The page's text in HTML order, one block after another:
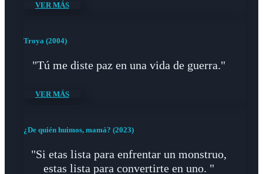
VER MÁS
Troya (2004)
"Tú me diste paz en una vida de guerra."
VER MÁS
¿De quién huimos, mamá? (2023)
"Si etas lista para enfrentar un monstruo,
estas lista para convertirte en uno. "